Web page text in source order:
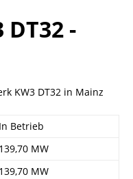
-
KW3 DT32 in Mainz
In Betrieb
139,70 MW
139,70 MW